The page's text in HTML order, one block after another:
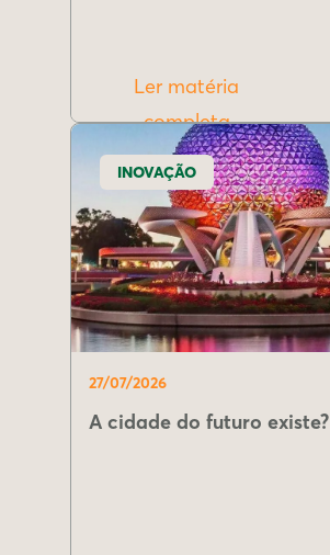
Ler matéria
completa
INOVAÇÃO
27/07/2026
A cidade do futuro existe?